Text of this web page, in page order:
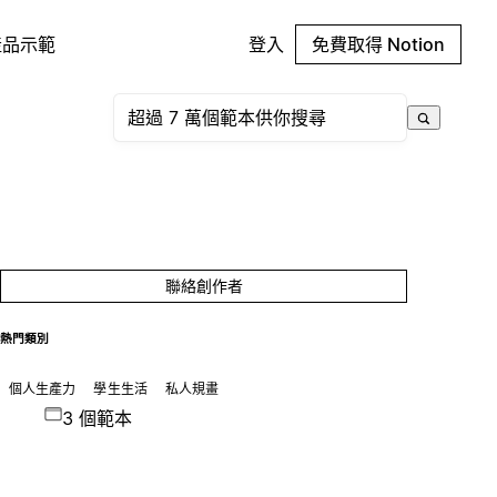
示範 登入 免費取得 Notion
聯絡創作者
熱門類別
個人生產力 學生生活 私人規畫
3 個範本